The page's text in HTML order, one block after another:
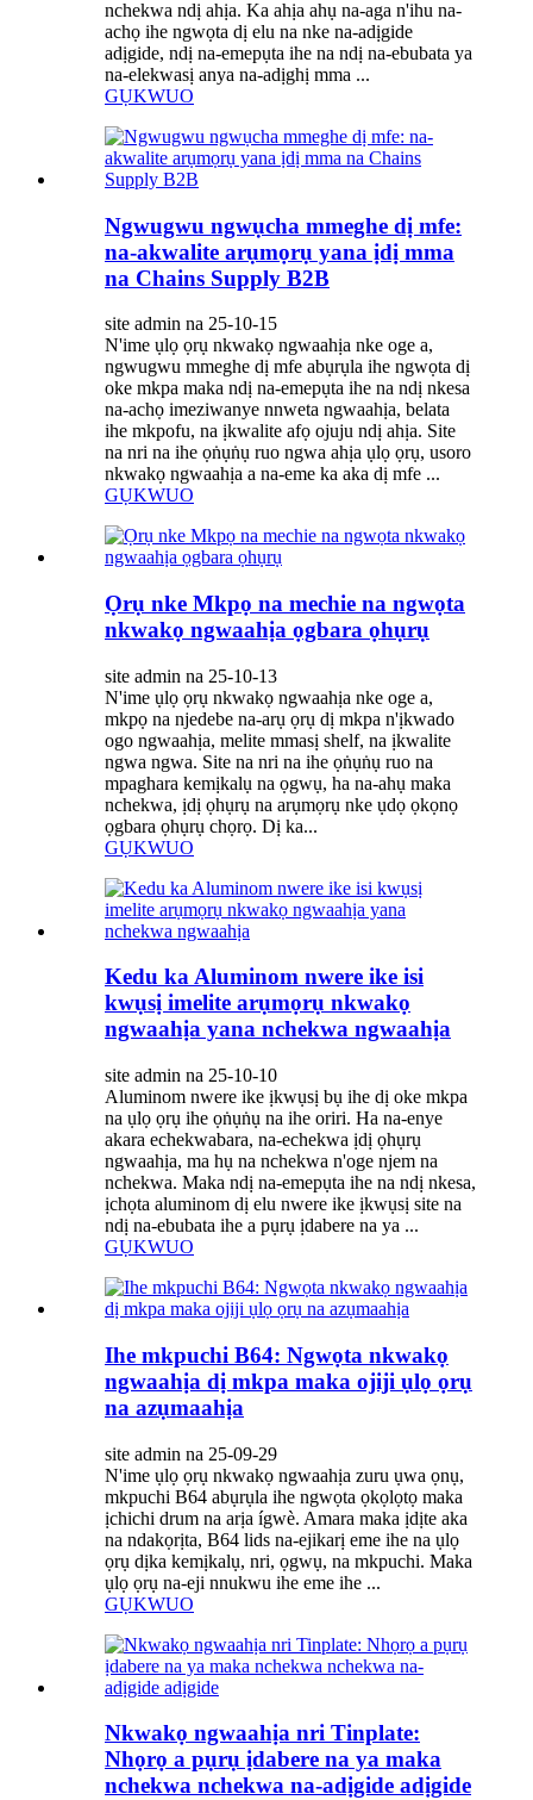
nchekwa ndị ahịa. Ka ahịa ahụ na-aga n'ihu na-
achọ ihe ngwọta dị elu na nke na-adịgide
adịgide, ndị na-emepụta ihe na ndị na-ebubata ya
na-elekwasị anya na-adịghị mma ...
GỤKWUO
Ngwugwu ngwụcha mmeghe dị mfe:
na-akwalite arụmọrụ yana ịdị mma
na Chains Supply B2B
site admin na 25-10-15
N'ime ụlọ ọrụ nkwakọ ngwaahịa nke oge a,
ngwugwu mmeghe dị mfe abụrụla ihe ngwọta dị
oke mkpa maka ndị na-emepụta ihe na ndị nkesa
na-achọ imeziwanye nnweta ngwaahịa, belata
ihe mkpofu, na ịkwalite afọ ojuju ndị ahịa. Site
na nri na ihe ọṅụṅụ ruo ngwa ahịa ụlọ ọrụ, usoro
nkwakọ ngwaahịa a na-eme ka aka dị mfe ...
GỤKWUO
Ọrụ nke Mkpọ na mechie na ngwọta
nkwakọ ngwaahịa ọgbara ọhụrụ
site admin na 25-10-13
N'ime ụlọ ọrụ nkwakọ ngwaahịa nke oge a,
mkpọ na njedebe na-arụ ọrụ dị mkpa n'ịkwado
ogo ngwaahịa, melite mmasị shelf, na ịkwalite
ngwa ngwa. Site na nri na ihe ọṅụṅụ ruo na
mpaghara kemịkalụ na ọgwụ, ha na-ahụ maka
nchekwa, ịdị ọhụrụ na arụmọrụ nke ụdọ ọkọnọ
ọgbara ọhụrụ chọrọ. Dị ka...
GỤKWUO
Kedu ka Aluminom nwere ike isi
kwụsị imelite arụmọrụ nkwakọ
ngwaahịa yana nchekwa ngwaahịa
site admin na 25-10-10
Aluminom nwere ike ịkwụsị bụ ihe dị oke mkpa
na ụlọ ọrụ ihe ọṅụṅụ na ihe oriri. Ha na-enye
akara echekwabara, na-echekwa ịdị ọhụrụ
ngwaahịa, ma hụ na nchekwa n'oge njem na
nchekwa. Maka ndị na-emepụta ihe na ndị nkesa,
ịchọta aluminom dị elu nwere ike ịkwụsị site na
ndị na-ebubata ihe a pụrụ ịdabere na ya ...
GỤKWUO
Ihe mkpuchi B64: Ngwọta nkwakọ
ngwaahịa dị mkpa maka ojiji ụlọ ọrụ
na azụmaahịa
site admin na 25-09-29
N'ime ụlọ ọrụ nkwakọ ngwaahịa zuru ụwa ọnụ,
mkpuchi B64 abụrụla ihe ngwọta ọkọlọtọ maka
ịchichi drum na arịa ígwè. Amara maka ịdịte aka
na ndakọrịta, B64 lids na-ejikarị eme ihe na ụlọ
ọrụ dịka kemịkalụ, nri, ọgwụ, na mkpuchi. Maka
ụlọ ọrụ na-eji nnukwu ihe eme ihe ...
GỤKWUO
Nkwakọ ngwaahịa nri Tinplate:
Nhọrọ a pụrụ ịdabere na ya maka
nchekwa nchekwa na-adịgide adịgide